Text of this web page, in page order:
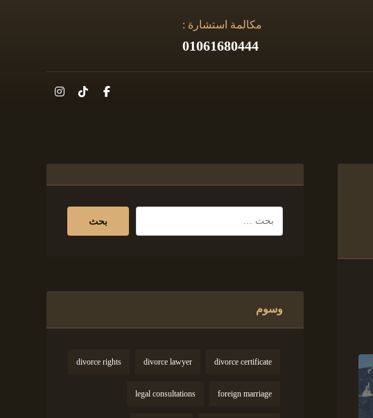
مكالمة استشارة :
01061680444
وسوم
divorce certificate
divorce lawyer
divorce rights
foreign marriage
legal consultations